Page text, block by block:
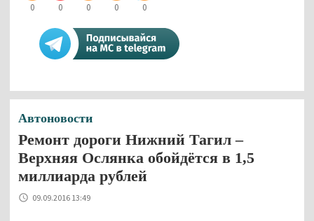
0 0 0 0 0
Автоновости
Ремонт дороги Нижний Тагил –
Верхняя Ослянка обойдётся в 1,5
миллиарда рублей
09.09.2016 13:49